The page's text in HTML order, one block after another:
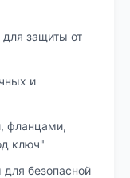
защиты от
и
фланцами,
ключ"
безопасной